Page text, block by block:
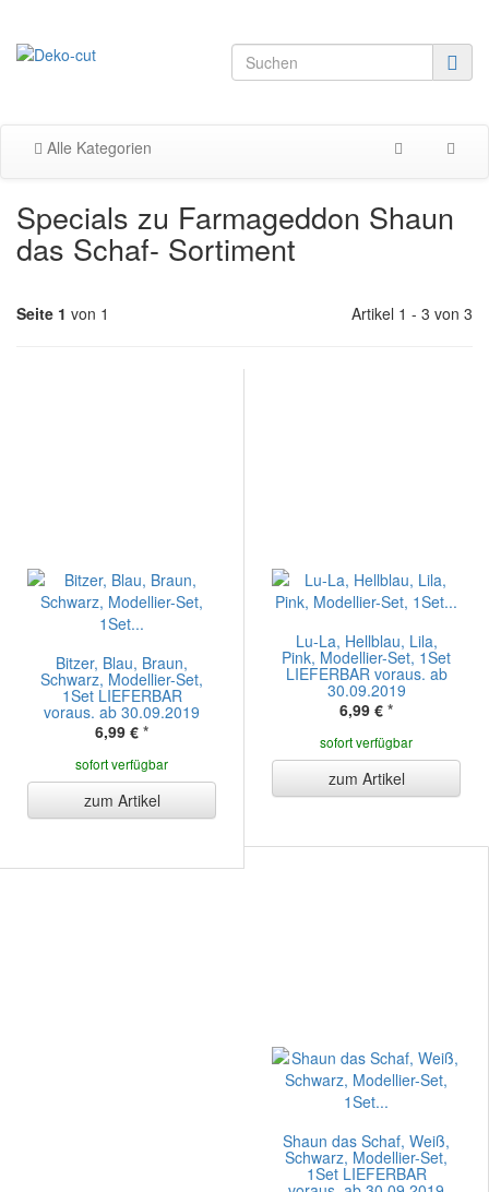
Alle Kategorien
Specials zu Farmageddon Shaun
das Schaf- Sortiment
Seite 1 von 1 Artikel 1 - 3 von 3
Bitzer, Blau, Braun,
Schwarz, Modellier-Set,
1Set LIEFERBAR
voraus. ab 30.09.2019
6,99 € *
sofort verfügbar
zum Artikel
Lu-La, Hellblau, Lila,
Pink, Modellier-Set, 1Set
LIEFERBAR voraus. ab
30.09.2019
6,99 € *
sofort verfügbar
zum Artikel
Shaun das Schaf, Weiß,
Schwarz, Modellier-Set,
1Set LIEFERBAR